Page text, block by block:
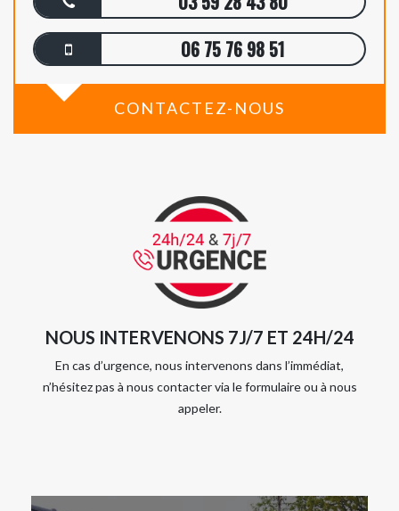
06 75 76 98 51
CONTACTEZ-NOUS
NOUS INTERVENONS 7J/7 ET 24H/24
En cas d’urgence, nous intervenons dans l’immédiat,
n’hésitez pas à nous contacter via le formulaire ou à nous
appeler.